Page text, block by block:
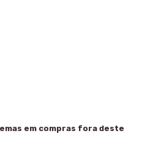
em compras fora deste